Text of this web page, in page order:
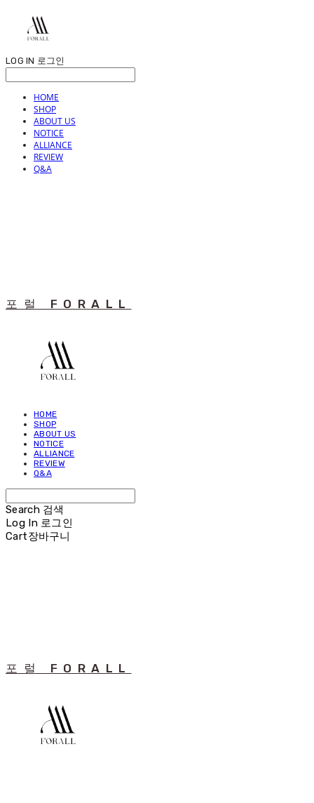
LOG IN 로그인
HOME
SHOP
ABOUT US
NOTICE
ALLIANCE
REVIEW
Q&A
포럴 FORALL
HOME
SHOP
ABOUT US
NOTICE
ALLIANCE
REVIEW
Q&A
Search 검색
Log In 로그인
Cart장바구니
포럴 FORALL